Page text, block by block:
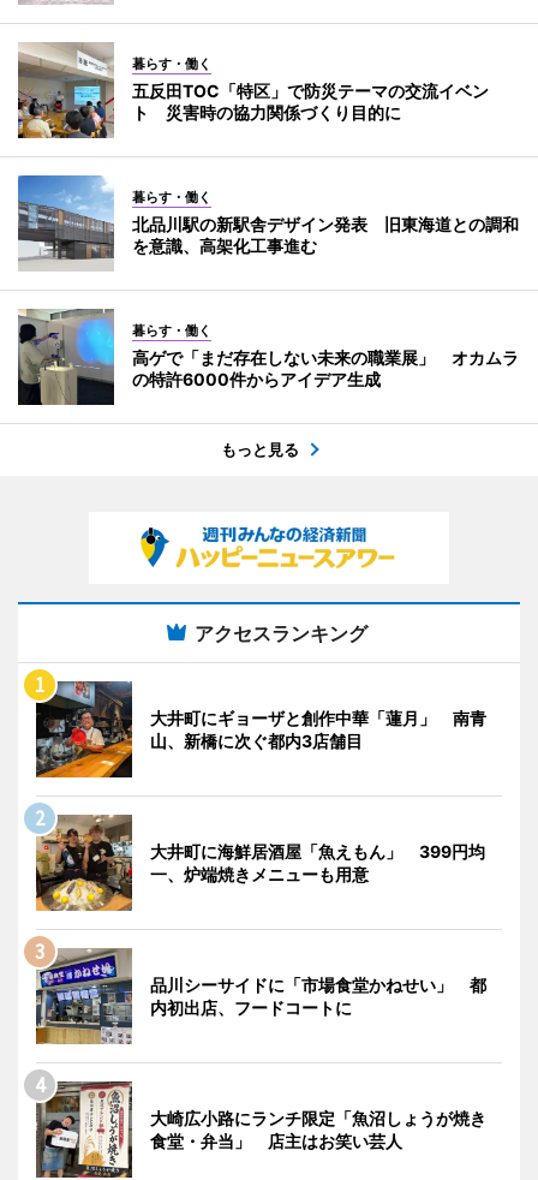
暮らす・働く
五反田TOC「特区」で防災テーマの交流イベン
ト 災害時の協力関係づくり目的に
暮らす・働く
北品川駅の新駅舎デザイン発表 旧東海道との調和
を意識、高架化工事進む
暮らす・働く
高ゲで「まだ存在しない未来の職業展」 オカムラ
の特許6000件からアイデア生成
もっと見る
アクセスランキング
大井町にギョーザと創作中華「蓮月」 南青
山、新橋に次ぐ都内3店舗目
大井町に海鮮居酒屋「魚えもん」 399円均
一、炉端焼きメニューも用意
品川シーサイドに「市場食堂かねせい」 都
内初出店、フードコートに
大崎広小路にランチ限定「魚沼しょうが焼き
食堂・弁当」 店主はお笑い芸人